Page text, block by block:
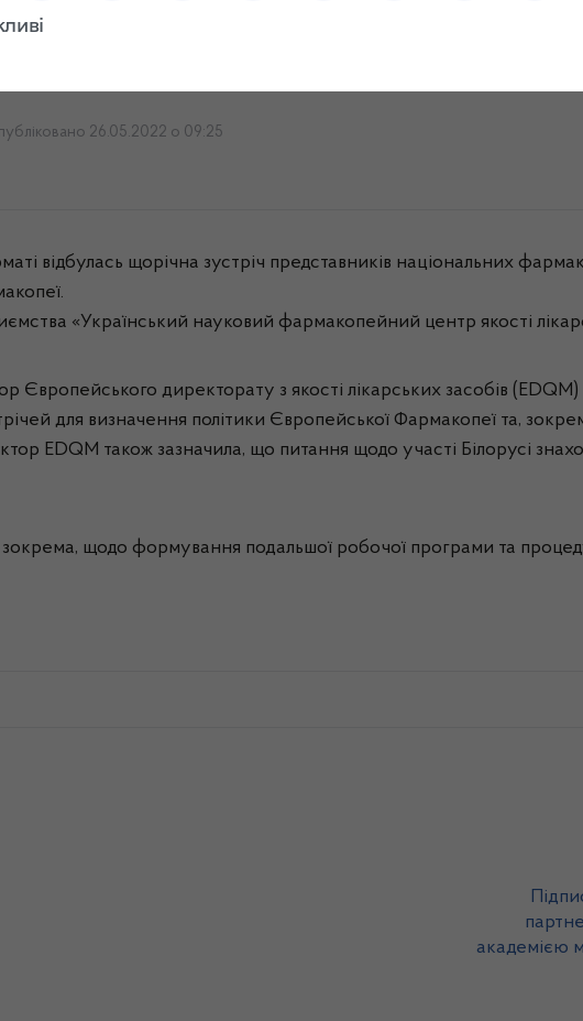
фармакопейних
26.05.2022 о 09:25
відбулась щорічна зустріч представників національних
«Український науковий фармакопейний центр якості
Європейського директорату з якості лікарських засобів
для визначення політики Європейської Фармакопеї та,
EDQM також зазначила, що питання щодо участі Білорусі
зокрема, щодо формування подальшої робочої програми та
академією